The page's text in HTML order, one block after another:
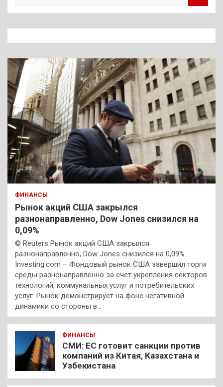
к
ФИНАНСЫ
Рынок акций США закрылся
разнонаправленно, Dow Jones снизился на
0,09%
© Reuters Рынок акций США закрылся
разнонаправленно, Dow Jones снизился на 0,09%
Investing.com – Фондовый рынок США завершил торги
среды разнонаправленно за счет укрепления секторов
технологий, коммунальных услуг и потребительских
услуг. Рынок демонстрирует на фоне негативной
динамики со стороны в…
ФИНАНСЫ
СМИ: ЕС готовит санкции против
компаний из Китая, Казахстана и
Узбекистана